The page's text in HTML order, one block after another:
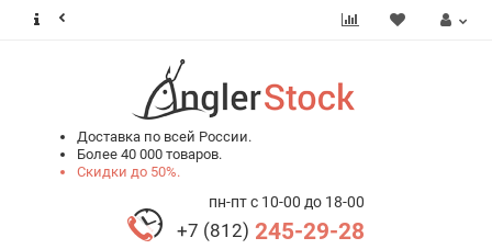
Доставка по всей России.
Более 40 000 товаров.
Скидки до 50%.
пн-пт с 10-00 до 18-00
+7 (812) 245-29-28